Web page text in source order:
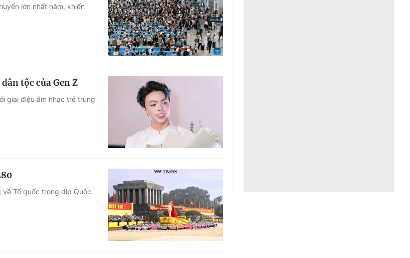
Góc ảnh
Tuyển sinh
Học trực tuyến
Công nghệ
Hitech Công nghệ tương lai
Sản phẩm
Thị trường
Tư vấn
lớn nhất năm, khiến
tộc của Gen Z
giai điệu âm nhạc trẻ trung
Tổ quốc trong dịp Quốc